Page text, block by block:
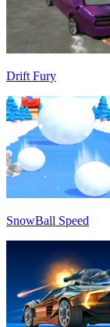
Drift Fury
SnowBall Speed